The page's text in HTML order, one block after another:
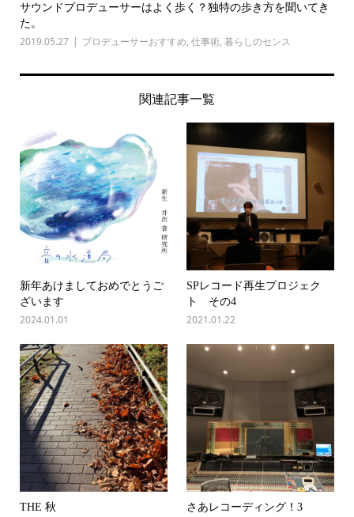
サウンドプロデューサーはよく歩く？独特の歩き方を聞いてき
た。
2019.05.27 プロデューサーおすすめ, 仕事術, 暮らしのセンス
関連記事一覧
新年あけましておめでとうご
ざいます
2024.01.01
SPレコード再生プロジェク
ト その4
2021.01.22
THE 秋 さあレコーディング！3